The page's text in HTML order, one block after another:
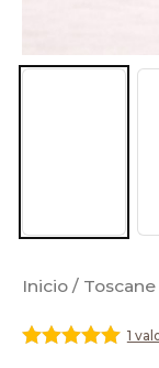
Inicio / Toscane
1